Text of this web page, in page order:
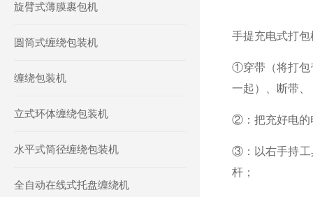
旋臂式薄膜裹包机
圆筒式缠绕包装机
缠绕包装机
立式环体缠绕包装机
水平式筒径缠绕包装机
全自动在线式托盘缠绕机
手提充电式打
①穿带（将打包
一起）、断带
②：把充好电的
③：以右手持工
杆；